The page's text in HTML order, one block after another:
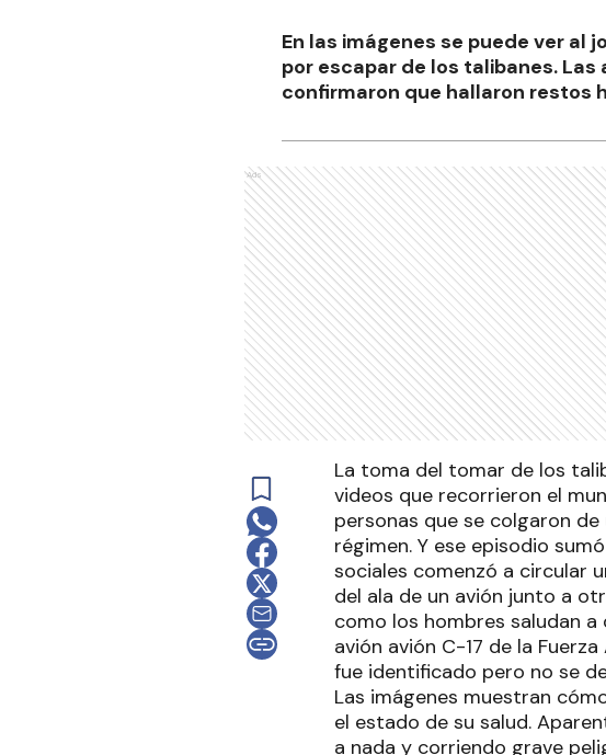
En las imágenes se puede ver al
por escapar de los talibanes.
confirmaron que hallaron restos
Ads
La toma del tomar de los
videos que recorrieron el
personas que se colgaron
régimen. Y ese episodio
sociales comenzó a circular
del ala de un avión junto a
como los hombres saludan
avión avión C-17 de la
fue identificado pero no se
Las imágenes muestran
el estado de su salud.
a nada y corriendo grave